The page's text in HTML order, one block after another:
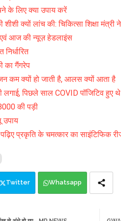
के लिए क्या उपाय करें
क्यों लांच की: चिकित्सा शिक्षा मंत्री
एवं आज की न्यूज़ हेडलाइंस
का गैंगरेप
कम क्यों हो जाती है, आलस क्यों आता है
पिछले साल COVID पॉजिटिव हुए थे
की पड़ी
उपाय
प्रकृति के चमत्कार का साइंटिफिक
Twitter Whatsapp